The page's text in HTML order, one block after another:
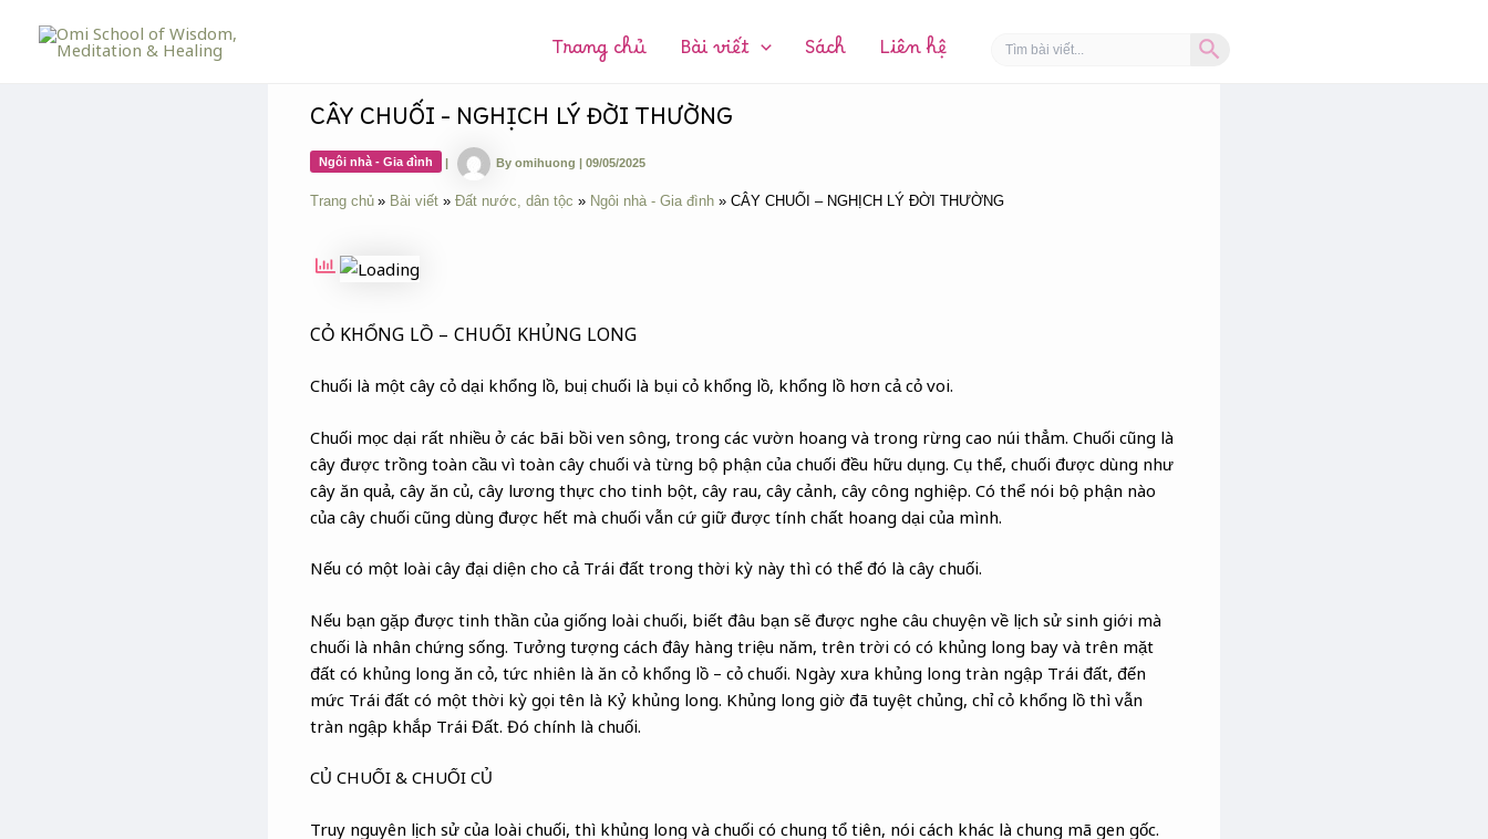
Trang chủ Bài viết Sách Liên hệ Search
for:
CÂY CHUỐI – NGHỊCH LÝ ĐỜI THƯỜNG
Ngôi nhà - Gia đình | By omihuong | 09/05/2025
Trang chủ Bài viết Đất nước, dân tộc Ngôi nhà - Gia đình CÂY CHUỐI – NGHỊCH LÝ ĐỜI THƯỜNG
CỎ KHỔNG LỒ – CHUỐI KHỦNG LONG
Chuối là một cây cỏ dại khổng lồ, buị chuối là bụi cỏ khổng lồ, khổng lồ hơn cả cỏ voi.
Chuối mọc dại rất nhiều ở các bãi bồi ven sông, trong các vườn hoang và trong rừng cao núi thẳm. Chuối cũng là
cây được trồng toàn cầu vì toàn cây chuối và từng bộ phận của chuối đều hữu dụng. Cụ thể, chuối được dùng như
cây ăn quả, cây ăn củ, cây lương thực cho tinh bột, cây rau, cây cảnh, cây công nghiệp. Có thể nói bộ phận nào
của cây chuối cũng dùng được hết mà chuối vẫn cứ giữ được tính chất hoang dại của mình.
Nếu có một loài cây đại diện cho cả Trái đất trong thời kỳ này thì có thể đó là cây chuối.
Nếu bạn gặp được tinh thần của giống loài chuối, biết đâu bạn sẽ được nghe câu chuyện về lịch sử sinh giới mà
chuối là nhân chứng sống. Tưởng tượng cách đây hàng triệu năm, trên trời có có khủng long bay và trên mặt
đất có khủng long ăn cỏ, tức nhiên là ăn cỏ khổng lồ – cỏ chuối. Ngày xưa khủng long tràn ngập Trái đất, đến
mức Trái đất có một thời kỳ gọi tên là Kỷ khủng long. Khủng long giờ đã tuyệt chủng, chỉ cỏ khổng lồ thì vẫn
tràn ngập khắp Trái Đất. Đó chính là chuối.
CỦ CHUỐI & CHUỐI CỦ
Truy nguyên lịch sử của loài chuối, thì khủng long và chuối có chung tổ tiên, nói cách khác là chung mã gen gốc.